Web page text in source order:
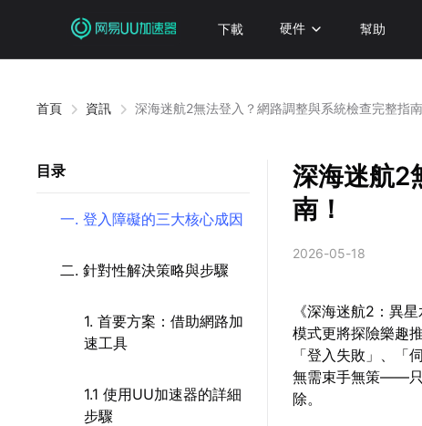
下載 硬件 幫助
首頁 資訊 深海迷航2無法登入？網路調整與系統檢查完整指南
目录
一. 登入障礙的三大核心成因
二. 針對性解決策略與步驟
1. 首要方案：借助網路加
速工具
1.1 使用UU加速器的詳細
步驟
深海迷航2
南！
2026-05-18
《深海迷航2：異
模式更將探險樂趣
「登入失敗」、「
無需束手無策——只
除。